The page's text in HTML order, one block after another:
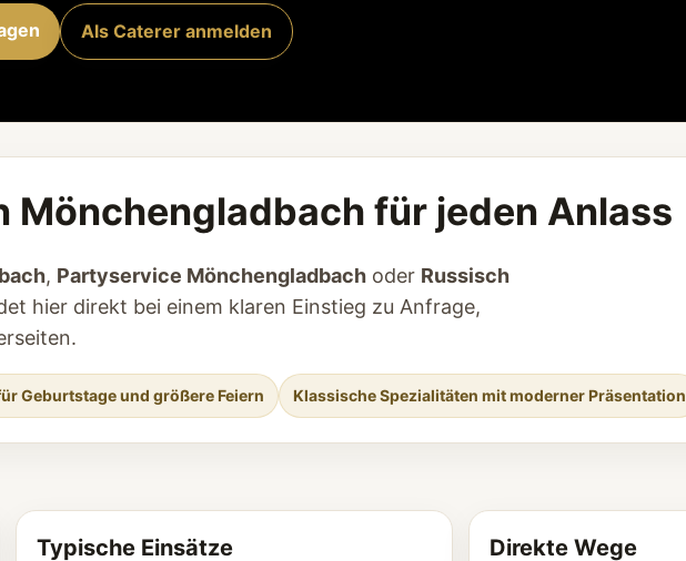
Als Caterer anmelden
Mönchengladbach für jeden Anlass
, Partyservice Mönchengladbach oder Russisch
hier direkt bei einem klaren Einstieg zu Anfrage,
Geburtstage und größere Feiern Klassische Spezialitäten mit moderner Präsentation
Typische Einsätze Direkte Wege